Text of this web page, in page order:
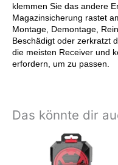
klemmen Sie das andere
Magazinsicherung rastet
Montage, Demontage,
Beschädigt oder zerkratzt
die meisten Receiver und
erfordern, um zu passen.
Das könnte dir